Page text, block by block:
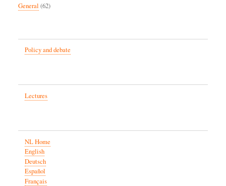
General (62)
Policy and debate
Lectures
NL Home
English
Deutsch
Español
Français